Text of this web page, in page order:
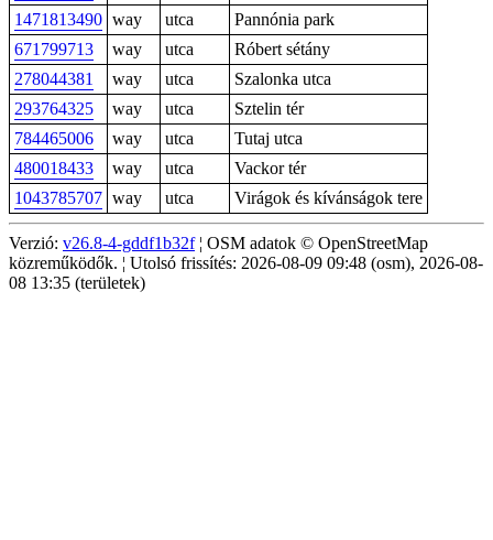
1471813490 way utca
Pannónia park
671799713
way utca
Róbert sétány
278044381
way utca
Szalonka utca
293764325
way utca
Sztelin tér
784465006
way utca
Tutaj utca
480018433
way utca
Vackor tér
1043785707 way utca Virágok és kívánságok tere
Verzió: v26.8-4-gddf1b32f¦ OSM adatok © OpenStreetMap
közreműködők. ¦ Utolsó frissítés: 2026-08-09 09:48 (osm), 2026-08-
08 13:35 (területek)